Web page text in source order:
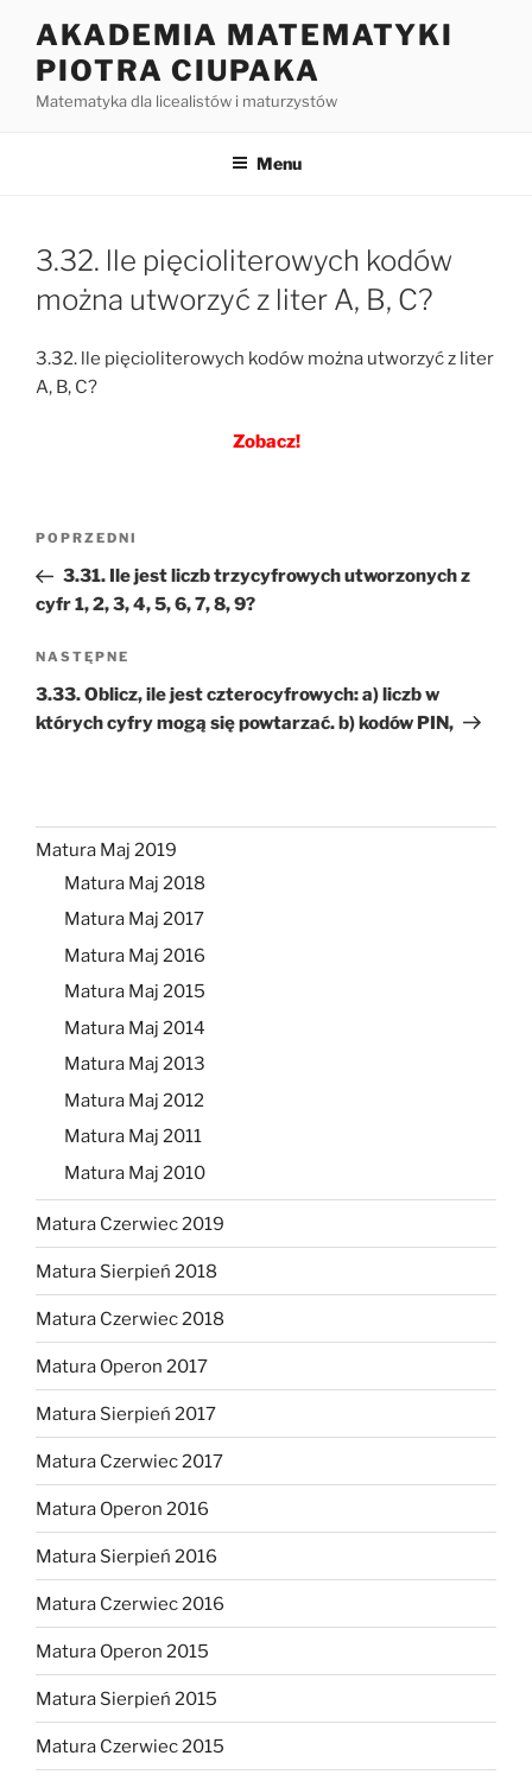
treści
AKADEMIA MATEMATYKI
PIOTRA CIUPAKA
Matematyka dla licealistów i maturzystów
Menu
3.32. lle pięcioliterowych kodów
można utworzyć z liter A, B, C?
3.32. lle pięcioliterowych kodów można utworzyć z liter
A, B, C?
Zobacz!
Nawigacja
Poprzedni
wpis
POPRZEDNI
3.31. Ile jest liczb trzycyfrowych utworzonych z
cyfr 1, 2, 3, 4, 5, 6, 7, 8, 9?
Następny
wpis
NASTĘPNE
3.33. Oblicz, ile jest czterocyfrowych: a) liczb w
których cyfry mogą się powtarzać. b) kodów PIN,
Matura Maj 2019
Matura Maj 2018
Matura Maj 2017
Matura Maj 2016
Matura Maj 2015
Matura Maj 2014
Matura Maj 2013
Matura Maj 2012
Matura Maj 2011
Matura Maj 2010
Matura Czerwiec 2019
Matura Sierpień 2018
Matura Czerwiec 2018
Matura Operon 2017
Matura Sierpień 2017
Matura Czerwiec 2017
Matura Operon 2016
Matura Sierpień 2016
Matura Czerwiec 2016
Matura Operon 2015
Matura Sierpień 2015
Matura Czerwiec 2015